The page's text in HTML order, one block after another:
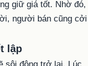
giữ giá tốt. Nhờ đó,
người bán cũng cởi
lập